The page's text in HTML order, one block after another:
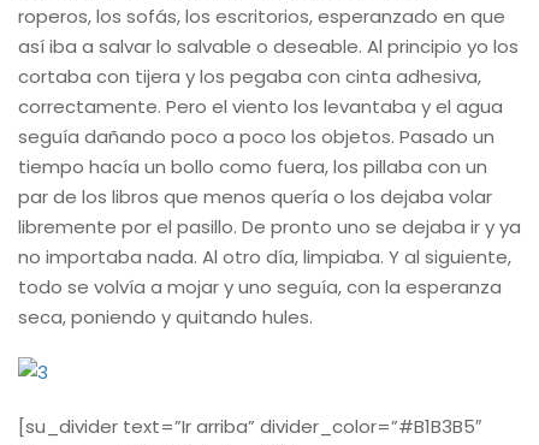
roperos, los sofás, los escritorios, esperanzado en que
así iba a salvar lo salvable o deseable. Al principio yo los
cortaba con tijera y los pegaba con cinta adhesiva,
correctamente. Pero el viento los levantaba y el agua
seguía dañando poco a poco los objetos. Pasado un
tiempo hacía un bollo como fuera, los pillaba con un
par de los libros que menos quería o los dejaba volar
libremente por el pasillo. De pronto uno se dejaba ir y ya
no importaba nada. Al otro día, limpiaba. Y al siguiente,
todo se volvía a mojar y uno seguía, con la esperanza
seca, poniendo y quitando hules.
[su_divider text=”Ir arriba” divider_color=”#B1B3B5″